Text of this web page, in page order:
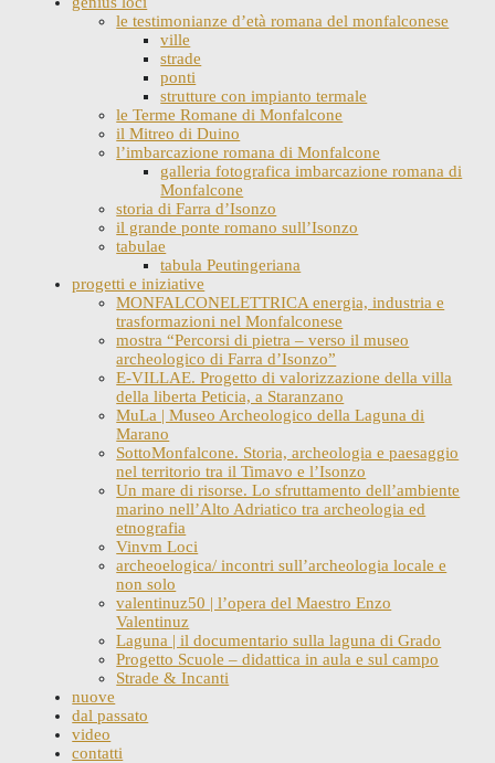
le testimonianze d’età romana del monfalconese
ville
strade
ponti
strutture con impianto termale
le Terme Romane di Monfalcone
il Mitreo di Duino
l’imbarcazione romana di Monfalcone
galleria fotografica imbarcazione romana di
Monfalcone
storia di Farra d’Isonzo
il grande ponte romano sull’Isonzo
tabulae
tabula Peutingeriana
progetti e iniziative
MONFALCONELETTRICA energia, industria e
trasformazioni nel Monfalconese
mostra “Percorsi di pietra – verso il museo
archeologico di Farra d’Isonzo”
E-VILLAE. Progetto di valorizzazione della villa
della liberta Peticia, a Staranzano
MuLa | Museo Archeologico della Laguna di
Marano
SottoMonfalcone. Storia, archeologia e paesaggio
nel territorio tra il Timavo e l’Isonzo
Un mare di risorse. Lo sfruttamento dell’ambiente
marino nell’Alto Adriatico tra archeologia ed
etnografia
Vinvm Loci
archeoelogica/ incontri sull’archeologia locale e
non solo
valentinuz50 | l’opera del Maestro Enzo
Valentinuz
Laguna | il documentario sulla laguna di Grado
Progetto Scuole – didattica in aula e sul campo
Strade & Incanti
nuove
dal passato
video
contatti